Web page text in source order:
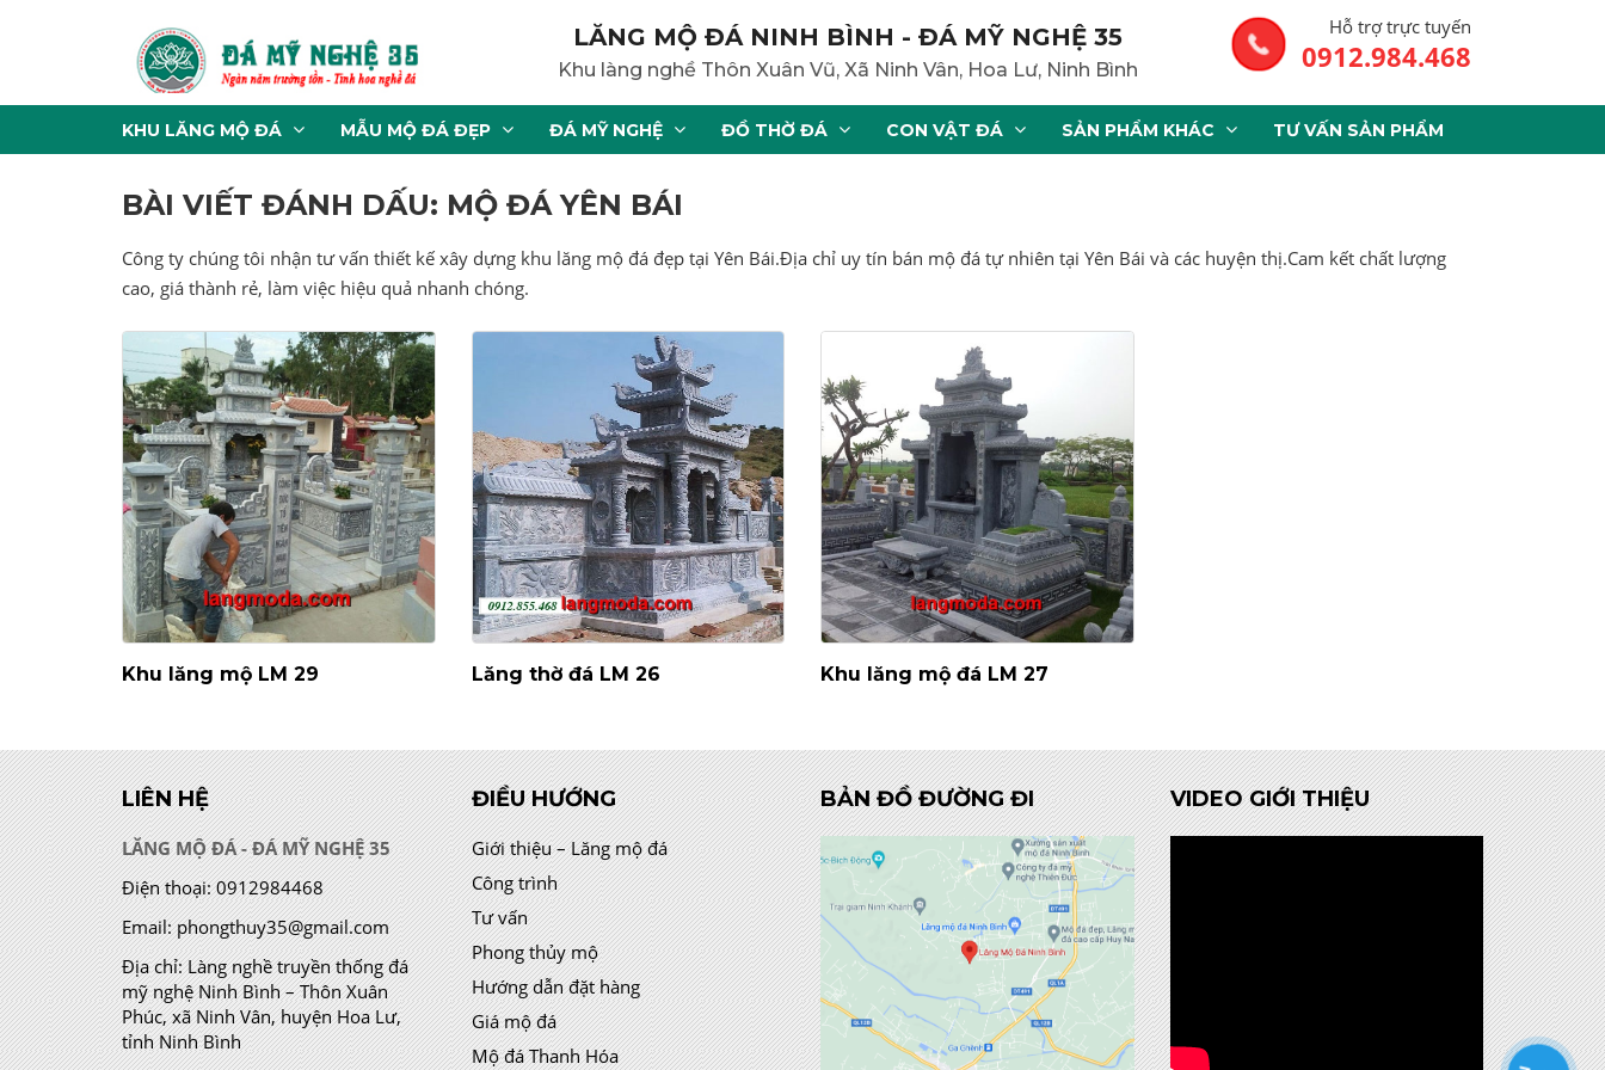
LĂNG MỘ ĐÁ NINH BÌNH - ĐÁ MỸ NGHỆ 35
Khu làng nghề Thôn Xuân Vũ, Xã Ninh Vân, Hoa Lư, Ninh Bình
Hỗ trợ trực tuyến
0912.984.468
KHU LĂNG MỘ ĐÁ MẪU MỘ ĐÁ ĐẸP ĐÁ MỸ NGHỆ ĐỒ THỜ ĐÁ CON VẬT ĐÁ SẢN PHẨM KHÁC TƯ VẤN SẢN PHẨM
BÀI VIẾT ĐÁNH DẤU: MỘ ĐÁ YÊN BÁI
Công ty chúng tôi nhận tư vấn thiết kế xây dựng khu lăng mộ đá đẹp tại Yên Bái.Địa chỉ uy tín bán mộ đá tự nhiên tại Yên Bái và các huyện thị.Cam kết chất lượng
cao, giá thành rẻ, làm việc hiệu quả nhanh chóng.
Khu lăng mộ LM 29 Lăng thờ đá LM 26 Khu lăng mộ đá LM 27
LIÊN HỆ
LĂNG MỘ ĐÁ - ĐÁ MỸ NGHỆ 35
Điện thoại: 0912984468
Email: phongthuy35@gmail.com
Địa chỉ:Làng nghề truyền thống đá
mỹ nghệ Ninh Bình – Thôn Xuân
Phúc, xã Ninh Vân, huyện Hoa Lư,
tỉnh Ninh Bình
ĐIỀU HƯỚNG
Giới thiệu – Lăng mộ đá
Công trình
Tư vấn
Phong thủy mộ
Hướng dẫn đặt hàng
Giá mộ đá
Mộ đá Thanh Hóa
BẢN ĐỒ ĐƯỜNG ĐI VIDEO GIỚI THIỆU